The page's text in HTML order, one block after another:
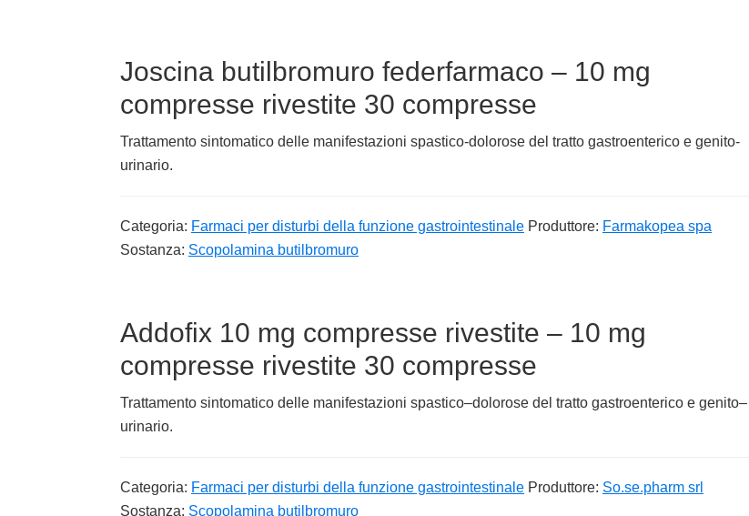
Joscina butilbromuro federfarmaco – 10 mg
compresse rivestite 30 compresse
Trattamento sintomatico delle manifestazioni spastico-dolorose del tratto gastroenterico e genito-
urinario.
Categoria: Farmaci per disturbi della funzione gastrointestinale Produttore: Farmakopea spa
Sostanza: Scopolamina butilbromuro
Addofix 10 mg compresse rivestite – 10 mg
compresse rivestite 30 compresse
Trattamento sintomatico delle manifestazioni spastico–dolorose del tratto gastroenterico e genito–
urinario.
Categoria: Farmaci per disturbi della funzione gastrointestinale Produttore: So.se.pharm srl
Sostanza: Scopolamina butilbromuro